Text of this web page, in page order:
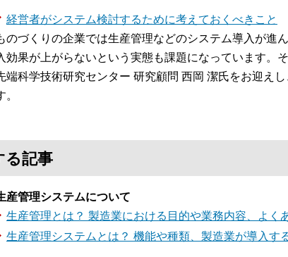
経営者がシステム検討するために考えておくべきこと
のづくりの企業では生産管理などのシステム導入が進
効果が上がらないという実態も課題になっています。
端科学技術研究センター 研究顧問 西岡 潔氏をお迎え
。
る記事
産管理システムについて
生産管理とは？ 製造業における目的や業務内容、よく
生産管理システムとは？ 機能や種類、製造業が導入す